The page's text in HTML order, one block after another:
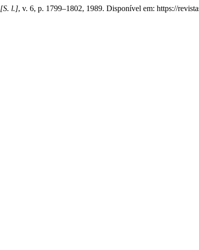
[S. l.], v. 6, p. 1799–1802, 1989. Disponível em: https://